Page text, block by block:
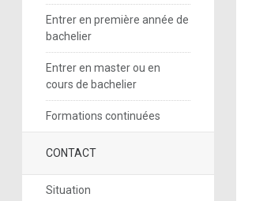
Entrer en première année de
bachelier
Entrer en master ou en
cours de bachelier
Formations continuées
CONTACT
Situation